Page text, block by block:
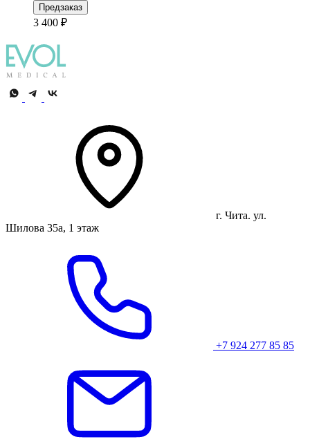
Предзаказ
3 400 ₽
г. Чита. ул.
Шилова 35а, 1 этаж
+7 924 277 85 85